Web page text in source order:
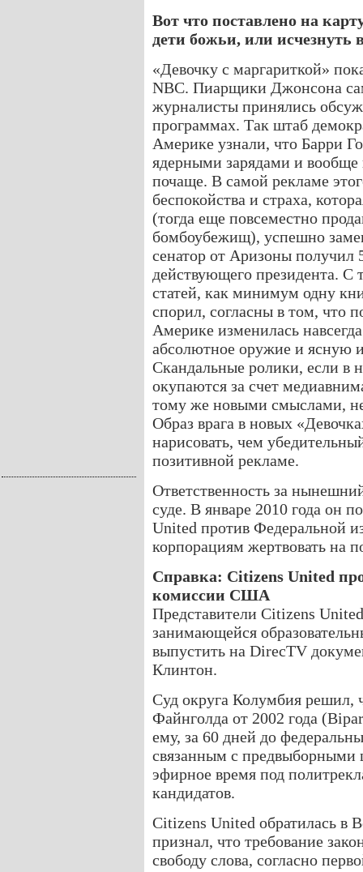
Вот что поставлено на
дети божьи, или исчезнуть
«Девочку с маргариткой»
NBC. Пиарщики Джонсона
журналисты принялись
программах. Так штаб
Америке узнали, что Барри
ядерными зарядами и вообще
почаще. В самой рекламе
беспокойства и страха,
(тогда еще повсеместно
бомбоубежищ), успешно
сенатор от Аризоны
действующего президента. С
статей, как минимум одну
спорил, согласны в том, что
Америке изменилась
абсолютное оружие и ясную
Скандальные ролики, если в
окупаются за счет
тому же новыми смыслами,
Образ врага в новых
нарисовать, чем
позитивной рекламе.
Ответственность за
суде. В январе 2010 года он
United против Федеральной
корпорациям жертвовать на
Справка: Citizens United
комиссии США
Представители Citizens
занимающейся
выпустить на DirecTV
Клинтон.
Cуд округа Колумбия
Файнголда от 2002 года
ему, за 60 дней до
связанным с предвыборными
эфирное время под
кандидатов.
Citizens United обратилась в
признал, что требование
свободу слова, согласно